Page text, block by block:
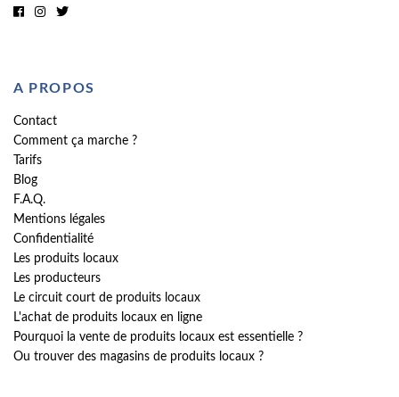
A PROPOS
Contact
Comment ça marche ?
Tarifs
Blog
F.A.Q.
Mentions légales
Confidentialité
Les produits locaux
Les producteurs
Le circuit court de produits locaux
L'achat de produits locaux en ligne
Pourquoi la vente de produits locaux est essentielle ?
Ou trouver des magasins de produits locaux ?